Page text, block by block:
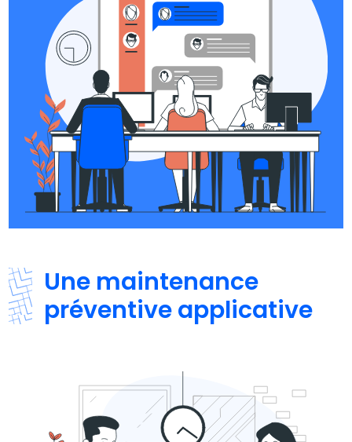
Une maintenance
préventive applicative